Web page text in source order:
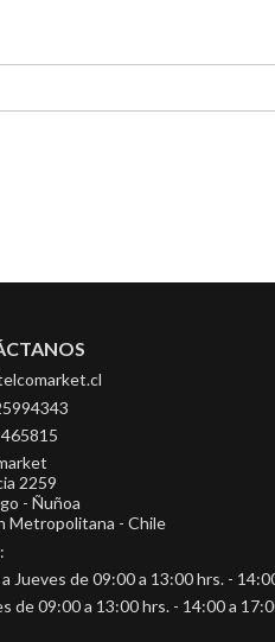
2259
- Ñuñoa
Metropolitana - Chile
Jueves de 09:00 a 13:00 hrs. -
de 09:00 a 13:00 hrs. - 14:00 a